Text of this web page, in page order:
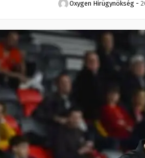
Oxygen Hirügynökség -